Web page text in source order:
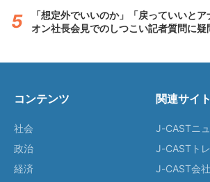
「想定外でいいのか」「戻っていいと
オン社長会見でのしつこい記者質問に疑
コンテンツ
社会
政治
経済
関連サイト
J-CASTニ
J-CASTト
J-CAST会